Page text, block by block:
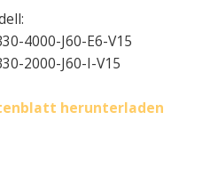
4000-J60-E6-V15
2000-J60-I-V15
herunterladen